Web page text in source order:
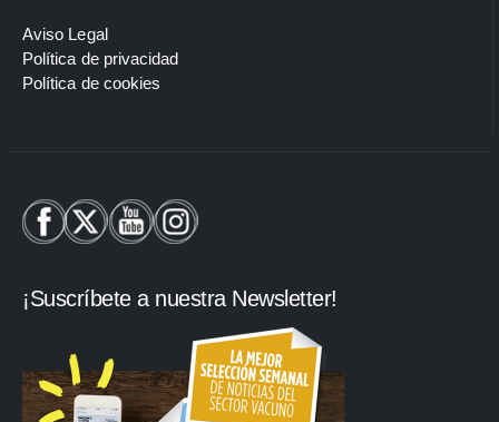
Aviso Legal
Política de privacidad
Política de cookies
¡Suscríbete a nuestra Newsletter!